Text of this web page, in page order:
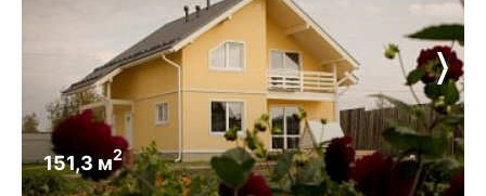
151,3 м2